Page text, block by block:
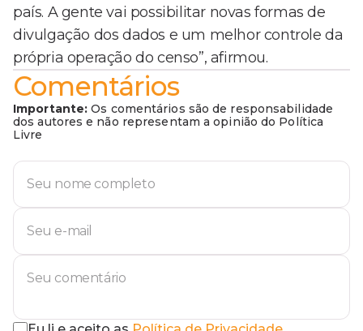
país. A gente vai possibilitar novas formas de
divulgação dos dados e um melhor controle da
própria operação do censo”, afirmou.
Comentários
Importante: Os comentários são de responsabilidade
dos autores e não representam a opinião do Política
Livre